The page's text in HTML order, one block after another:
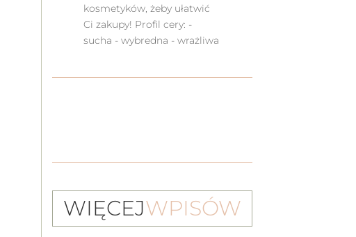
kosmetyków, żeby ułatwić
Ci zakupy! Profil cery: -
sucha - wybredna - wrażliwa
WIĘCEJWPISÓW